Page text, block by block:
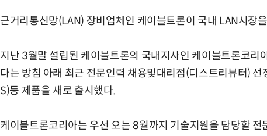
근거리통신망(LAN) 장비업체인 케이블트론이 국내 LAN시장
지난 3월말 설립된 케이블트론의 국내지사인 케이블트론코리
다는 방침 아래 최근 전문인력 채용및대리점(디스트리뷰터)
S)등 제품을 새로 출시했다.
케이블트론코리아는 우선 오는 8월까지 기술지원을 담당할